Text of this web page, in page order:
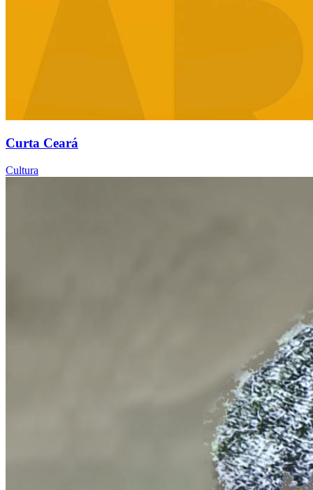
Curta Ceará
Cultura